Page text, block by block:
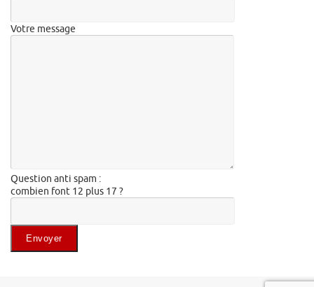
Votre message
Question anti spam :
combien font 12 plus 17 ?